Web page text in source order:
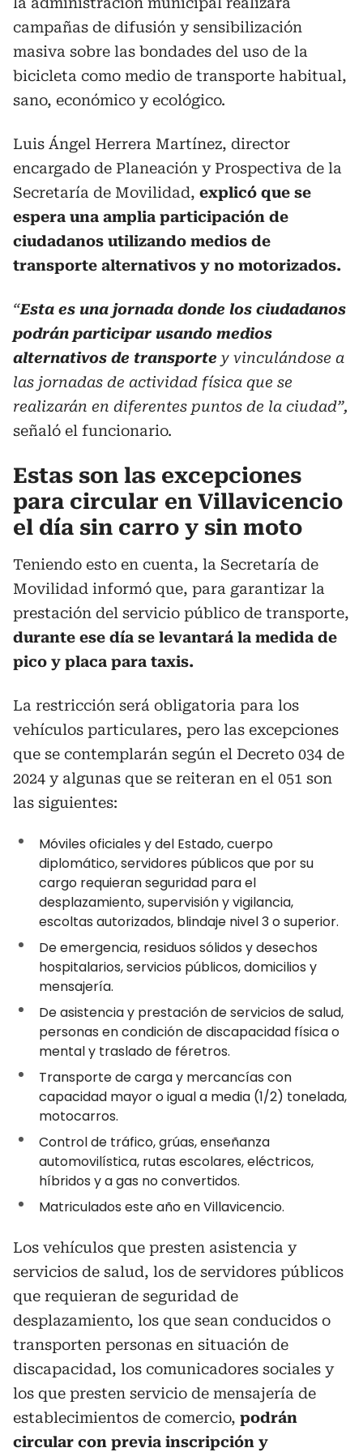
campañas de difusión y sensibilización
masiva sobre las bondades del uso de la
bicicleta como medio de transporte habitual,
sano, económico y ecológico.
Luis Ángel Herrera Martínez, director
encargado de Planeación y Prospectiva de la
Secretaría de Movilidad, explicó que se
espera una amplia participación de
ciudadanos utilizando medios de
transporte alternativos y no motorizados.
“Esta es una jornada donde los ciudadanos
podrán participar usando medios
alternativos de transporte y vinculándose a
las jornadas de actividad física que se
realizarán en diferentes puntos de la ciudad”,
señaló el funcionario.
Estas son las excepciones
para circular en Villavicencio
el día sin carro y sin moto
Teniendo esto en cuenta, la Secretaría de
Movilidad informó que, para garantizar la
prestación del servicio público de transporte,
durante ese día se levantará la medida de
pico y placa para taxis.
La restricción será obligatoria para los
vehículos particulares, pero las excepciones
que se contemplarán según el Decreto 034 de
2024 y algunas que se reiteran en el 051 son
las siguientes:
Móviles oficiales y del Estado, cuerpo
diplomático, servidores públicos que por su
cargo requieran seguridad para el
desplazamiento, supervisión y vigilancia,
escoltas autorizados, blindaje nivel 3 o superior.
De emergencia, residuos sólidos y desechos
hospitalarios, servicios públicos, domicilios y
mensajería.
De asistencia y prestación de servicios de salud,
personas en condición de discapacidad física o
mental y traslado de féretros.
Transporte de carga y mercancías con
capacidad mayor o igual a media (1/2) tonelada,
motocarros.
Control de tráfico, grúas, enseñanza
automovilística, rutas escolares, eléctricos,
híbridos y a gas no convertidos.
Matriculados este año en Villavicencio.
Los vehículos que presten asistencia y
servicios de salud, los de servidores públicos
que requieran de seguridad de
desplazamiento, los que sean conducidos o
transporten personas en situación de
discapacidad, los comunicadores sociales y
los que presten servicio de mensajería de
establecimientos de comercio, podrán
circular con previa inscripción y